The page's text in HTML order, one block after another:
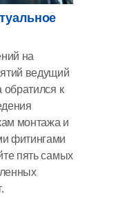
на
ведущий
обратился к
монтажа и
фитингами
пять самых